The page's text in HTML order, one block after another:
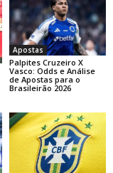
Apostas
Palpites Cruzeiro X
Vasco: Odds e Análise
de Apostas para o
Brasileirão 2026